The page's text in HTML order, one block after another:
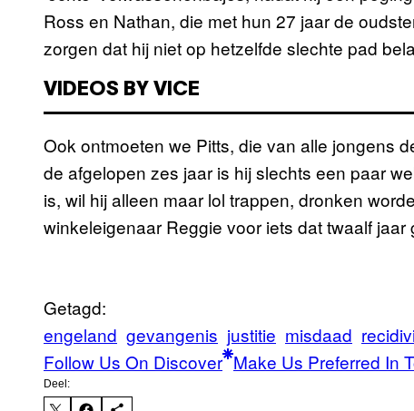
Ross en Nathan, die met hun 27 jaar de
zorgen dat hij niet op hetzelfde slechte pad
VIDEOS BY VICE
Ook ontmoeten we Pitts, die van alle jongens
de afgelopen zes jaar is hij slechts een paar
is, wil hij alleen maar lol trappen, dronken
winkeleigenaar Reggie voor iets dat twaalf
Getagd:
engeland gevangenis justitie misdaad
Follow Us On Discover Make Us Preferred In
Deel: